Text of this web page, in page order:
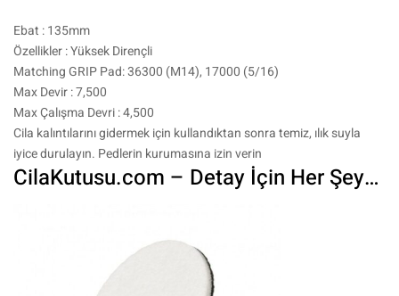
Ebat : 135mm
Özellikler : Yüksek Dirençli
Matching GRIP Pad: 36300 (M14), 17000 (5/16)
Max Devir : 7,500
Max Çalışma Devri : 4,500
Cila kalıntılarını gidermek için kullandıktan sonra temiz, ılık suyla
iyice durulayın. Pedlerin kurumasına izin verin
CilaKutusu.com – Detay İçin Her Şey…